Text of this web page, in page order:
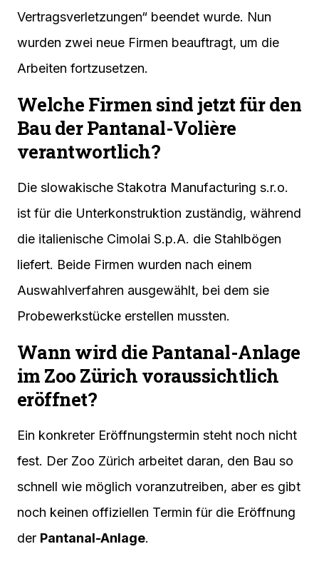
Vertragsverletzungen“ beendet wurde. Nun
wurden zwei neue Firmen beauftragt, um die
Arbeiten fortzusetzen.
Welche Firmen sind jetzt für den
Bau der Pantanal-Volière
verantwortlich?
Die slowakische Stakotra Manufacturing s.r.o.
ist für die Unterkonstruktion zuständig, während
die italienische Cimolai S.p.A. die Stahlbögen
liefert. Beide Firmen wurden nach einem
Auswahlverfahren ausgewählt, bei dem sie
Probewerkstücke erstellen mussten.
Wann wird die Pantanal-Anlage
im Zoo Zürich voraussichtlich
eröffnet?
Ein konkreter Eröffnungstermin steht noch nicht
fest. Der Zoo Zürich arbeitet daran, den Bau so
schnell wie möglich voranzutreiben, aber es gibt
noch keinen offiziellen Termin für die Eröffnung
der Pantanal-Anlage.